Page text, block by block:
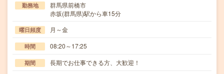
勤務地
群馬県前橋市
赤坂(群馬県)駅から車15分
曜日頻度 月～金
時間 08:20～17:25
期間 長期でお仕事できる方、大歓迎！